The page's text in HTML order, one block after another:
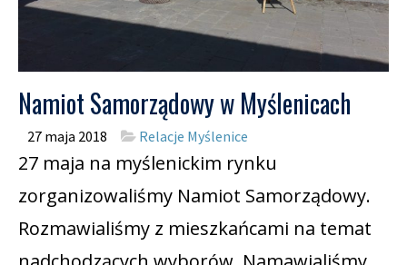
Namiot Samorządowy w Myślenicach
27 maja 2018 Relacje Myślenice
27 maja na myślenickim rynku
zorganizowaliśmy Namiot Samorządowy.
Rozmawialiśmy z mieszkańcami na temat